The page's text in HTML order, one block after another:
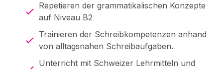
Repetieren der grammatikalischen Konzepte
auf Niveau B2
Trainieren der Schreibkompetenzen anhand
von alltagsnahen Schreibaufgaben.
Unterricht mit Schweizer Lehrmitteln und